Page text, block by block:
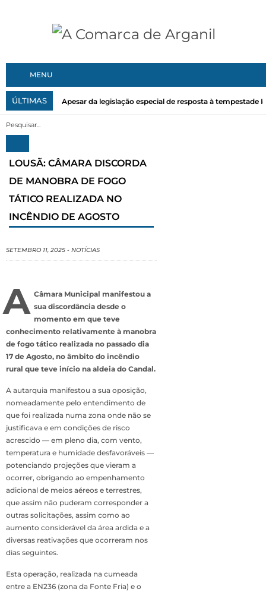
MENU
ÚLTIMAS Apesar da legislação especial de resposta à tempestade
LOUSÃ: CÂMARA DISCORDA
DE MANOBRA DE FOGO
TÁTICO REALIZADA NO
INCÊNDIO DE AGOSTO
SETEMBRO 11, 2025 - NOTÍCIAS
A Câmara Municipal manifestou a
sua discordância desde o
momento em que teve
conhecimento relativamente à manobra
de fogo tático realizada no passado dia
17 de Agosto, no âmbito do incêndio
rural que teve início na aldeia do Candal.
A autarquia manifestou a sua oposição,
nomeadamente pelo entendimento de
que foi realizada numa zona onde não se
justificava e em condições de risco
acrescido — em pleno dia, com vento,
temperatura e humidade desfavoráveis —
potenciando projeções que vieram a
ocorrer, obrigando ao empenhamento
adicional de meios aéreos e terrestres,
que assim não puderam corresponder a
outras solicitações, assim como ao
aumento considerável da área ardida e a
diversas reativações que ocorreram nos
dias seguintes.
Esta operação, realizada na cumeada
entre a EN236 (zona da Fonte Fria) e o